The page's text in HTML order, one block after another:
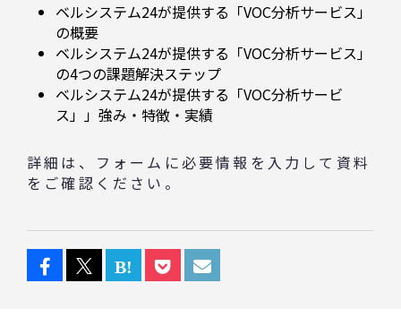
ベルシステム24が提供する「VOC分析サービス」
の概要
ベルシステム24が提供する「VOC分析サービス」
の4つの課題解決ステップ
ベルシステム24が提供する「VOC分析サービ
ス」」強み・特徴・実績
詳細は、フォームに必要情報を入力して資料
をご確認ください。